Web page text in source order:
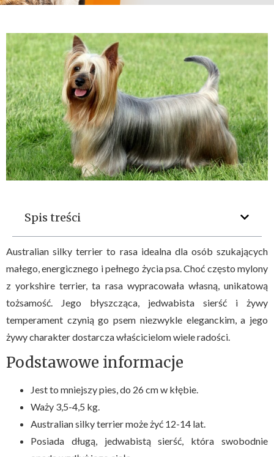
Spis treści
Australian silky terrier to rasa idealna dla osób szukających
małego, energicznego i pełnego życia psa. Choć często mylony
z yorkshire terrier, ta rasa wypracowała własną, unikatową
tożsamość. Jego błyszcząca, jedwabista sierść i żywy
temperament czynią go psem niezwykle eleganckim, a jego
żywy charakter dostarcza właścicielom wiele radości.
Podstawowe informacje
Jest to mniejszy pies, do 26 cm w kłębie.
Waży 3,5-4,5 kg.
Australian silky terrier może żyć 12-14 lat.
Posiada długą, jedwabistą sierść, która swobodnie